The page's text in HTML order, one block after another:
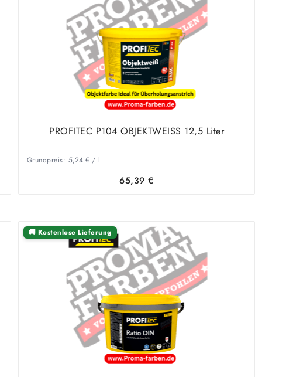
PROFITEC P104 OBJEKTWEISS 12,5 Liter
Grundpreis: 5,24 €/ l
65,39€
🚚 Kostenlose Lieferung